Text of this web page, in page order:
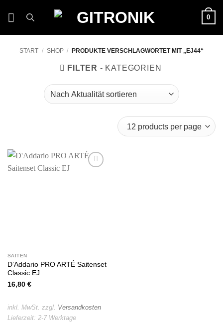
0
START / SHOP / PRODUKTE VERSCHLAGWORTET MIT „EJ44“
FILTER
SAITEN
D’Addario PRO ARTÉ Saitenset
Classic EJ
16,80 €
inkl. MwSt. zzgl. Versandkosten
Lieferzeit: 2-7 Werktage